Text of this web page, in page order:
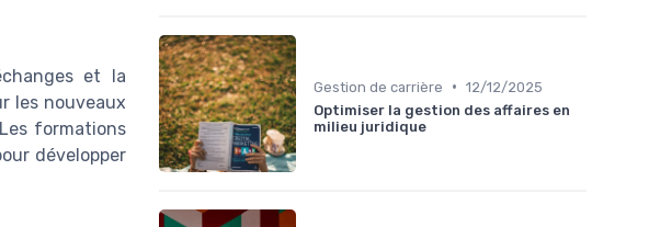
et la
les nouveaux
formations
développer
Gestion de carrière • 12/12/2025
Optimiser la gestion des affaires en
milieu juridique